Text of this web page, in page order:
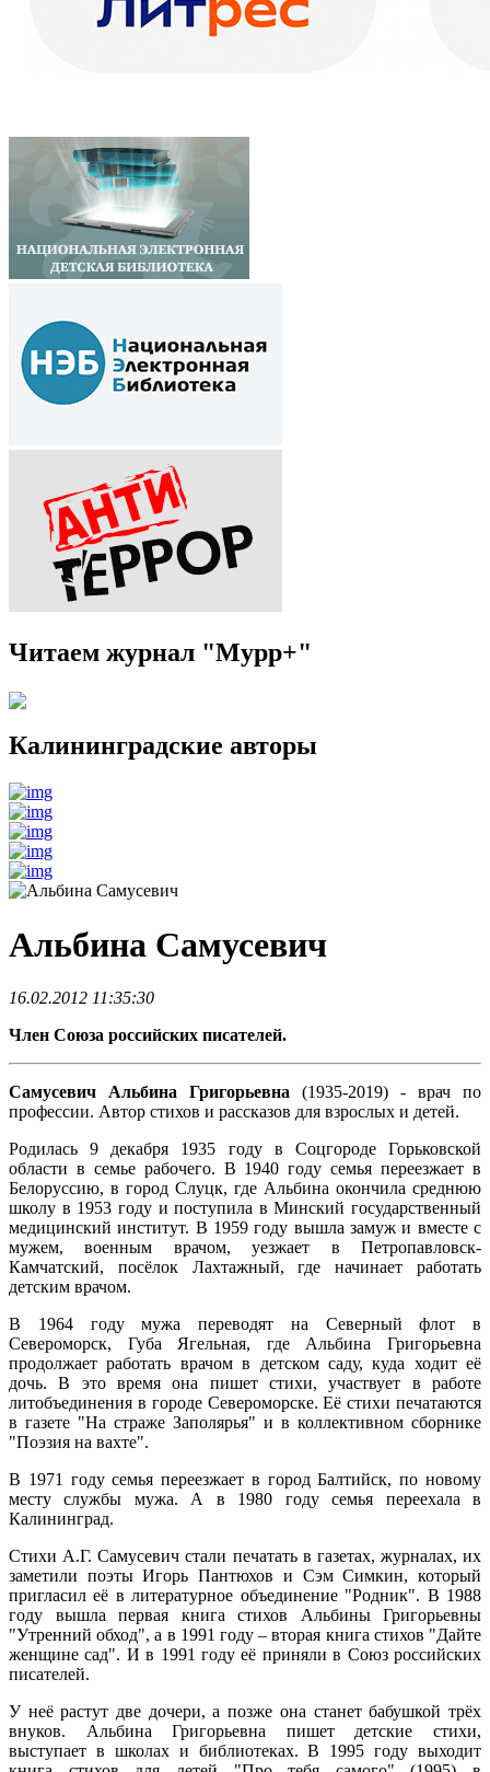
Читаем журнал "Мурр+"
Калининградские авторы
Альбина Самусевич
16.02.2012 11:35:30
Член Союза российских писателей.
Самусевич Альбина Григорьевна (1935-2019) - врач по
профессии. Автор стихов и рассказов для взрослых и детей.
Родилась 9 декабря 1935 году в Соцгороде Горьковской
области в семье рабочего. В 1940 году семья переезжает в
Белоруссию, в город Слуцк, где Альбина окончила среднюю
школу в 1953 году и поступила в Минский государственный
медицинский институт. В 1959 году вышла замуж и вместе с
мужем, военным врачом, уезжает в Петропавловск-
Камчатский, посёлок Лахтажный, где начинает работать
детским врачом.
В 1964 году мужа переводят на Северный флот в
Североморск, Губа Ягельная, где Альбина Григорьевна
продолжает работать врачом в детском саду, куда ходит её
дочь. В это время она пишет стихи, участвует в работе
литобъединения в городе Североморске. Её стихи печатаются
в газете "На страже Заполярья" и в коллективном сборнике
"Поэзия на вахте".
В 1971 году семья переезжает в город Балтийск, по новому
месту службы мужа. А в 1980 году семья переехала в
Калининград.
Стихи А.Г. Самусевич стали печатать в газетах, журналах, их
заметили поэты Игорь Пантюхов и Сэм Симкин, который
пригласил её в литературное объединение "Родник". В 1988
году вышла первая книга стихов Альбины Григорьевны
"Утренний обход", а в 1991 году – вторая книга стихов "Дайте
женщине сад". И в 1991 году её приняли в Союз российских
писателей.
У неё растут две дочери, а позже она станет бабушкой трёх
внуков. Альбина Григорьевна пишет детские стихи,
выступает в школах и библиотеках. В 1995 году выходит